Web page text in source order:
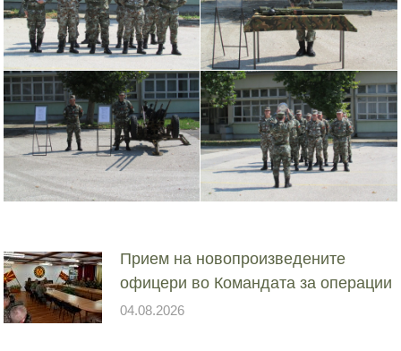
Прием на новопроизведените
офицери во Командата за операции
04.08.2026